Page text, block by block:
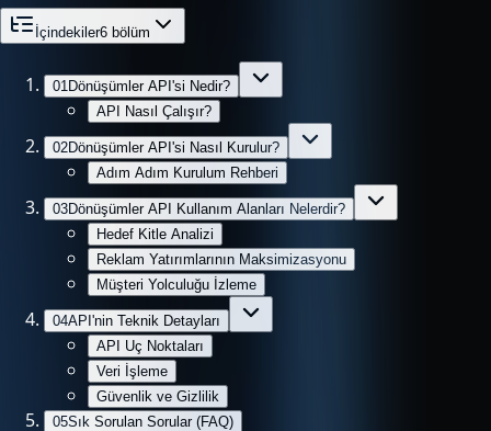
İçindekiler6 bölüm
01 Dönüşümler API'si Nedir?
API Nasıl Çalışır?
02Dönüşümler API'si Nasıl Kurulur?
Adım Adım Kurulum Rehberi
03Dönüşümler API Kullanım Alanları Nelerdir?
Hedef Kitle Analizi
Reklam Yatırımlarının Maksimizasyonu
Müşteri Yolculuğu İzleme
04API'nin Teknik Detayları
API Uç Noktaları
Veri İşleme
Güvenlik ve Gizlilik
05Sık Sorulan Sorular (FAQ)